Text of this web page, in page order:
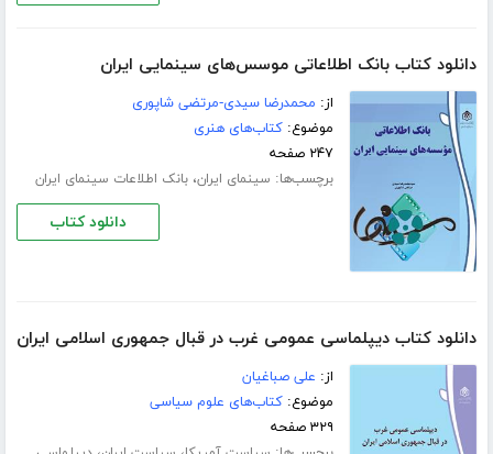
دانلود کتاب بانک اطلاعاتی موسس‌های سینمایی ایران
از: محمدرضا سیدی-مرتضی شاپوری
موضوع:کتاب‌های هنری
۲۴۷ صفحه
برچسب‌ها: سینمای ایران،بانک اطلاعات سینمای ایران
دانلود کتاب
دانلود کتاب دیپلماسی عمومی غرب در قبال جمهوری اسلامی ایران
از: علی صباغیان
موضوع:کتاب‌های علوم سیاسی
۳۲۹ صفحه